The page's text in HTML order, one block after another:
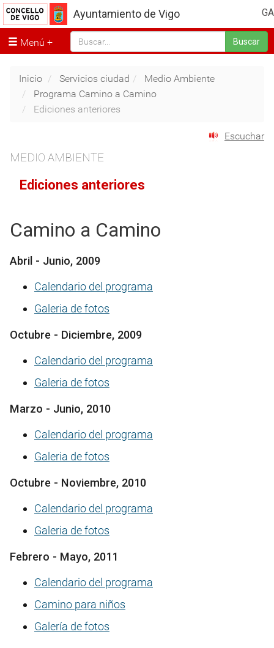
GA
Ayuntamiento de Vigo
Menú Buscar
Inicio Servicios ciudad
Medio Ambiente
Programa Camino a Camino
Ediciones anteriores
Escuchar
MEDIO AMBIENTE
Ediciones anteriores
Camino a Camino
Abril - Junio, 2009
Calendario del programa
Galeria de fotos
Octubre - Diciembre, 2009
Calendario del programa
Galeria de fotos
Marzo - Junio, 2010
Calendario del programa
Galeria de fotos
Octubre - Noviembre, 2010
Calendario del programa
Galeria de fotos
Febrero - Mayo, 2011
Calendario del programa
Camino para niños
Galería de fotos